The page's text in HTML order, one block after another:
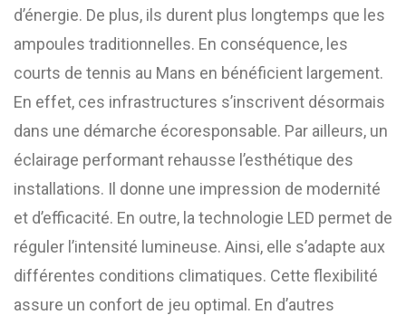
d’énergie. De plus, ils durent plus longtemps que les
ampoules traditionnelles. En conséquence, les
courts de tennis au Mans en bénéficient largement.
En effet, ces infrastructures s’inscrivent désormais
dans une démarche écoresponsable. Par ailleurs, un
éclairage performant rehausse l’esthétique des
installations. Il donne une impression de modernité
et d’efficacité. En outre, la technologie LED permet de
réguler l’intensité lumineuse. Ainsi, elle s’adapte aux
différentes conditions climatiques. Cette flexibilité
assure un confort de jeu optimal. En d’autres